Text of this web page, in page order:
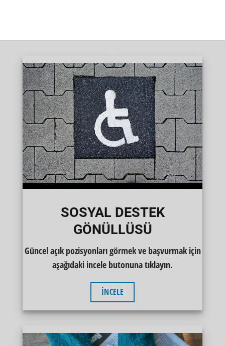
SOSYAL DESTEK
GÖNÜLLÜSÜ
Güncel açık pozisyonları görmek ve başvurmak için
aşağıdaki incele butonuna tıklayın.
İNCELE